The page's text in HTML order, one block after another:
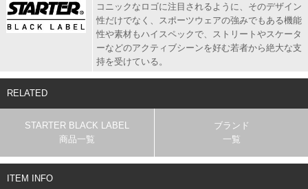
コニックなロゴに注目されるように、そのデザイン
性だけでなく、スポーツウェアの強みでもある機能
性や素材もハイスペックで、ストリートやスケータ
ーなどのアクティブシーンを好む若者から絶大な支
持を受けている。
RELATED
STARTER BLACK LABEL
商品一覧
ブランド
一覧
ITEM INFO